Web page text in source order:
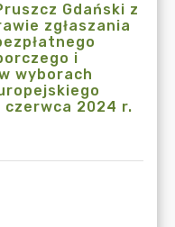
Gdański z
zgłaszania
i
wyborach
czerwca 2024 r.